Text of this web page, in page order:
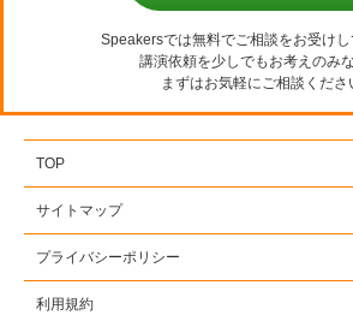
Speakersでは無料でご相談をお受けし
講演依頼を少しでもお考えのみな
まずはお気軽にご相談くださ
TOP
サイトマップ
プライバシーポリシー
利用規約